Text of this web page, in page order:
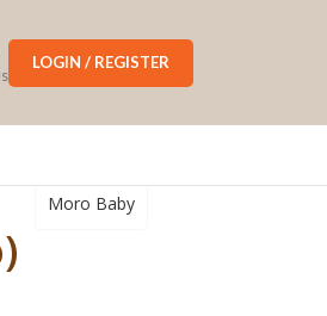
LOGIN / REGISTER
Moro Baby